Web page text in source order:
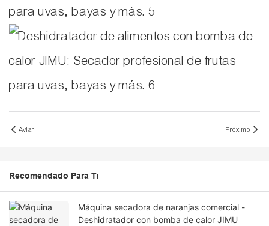
Aviar Próximo
Recomendado Para Ti
Máquina secadora de naranjas comercial -
Deshidratador con bomba de calor JIMU